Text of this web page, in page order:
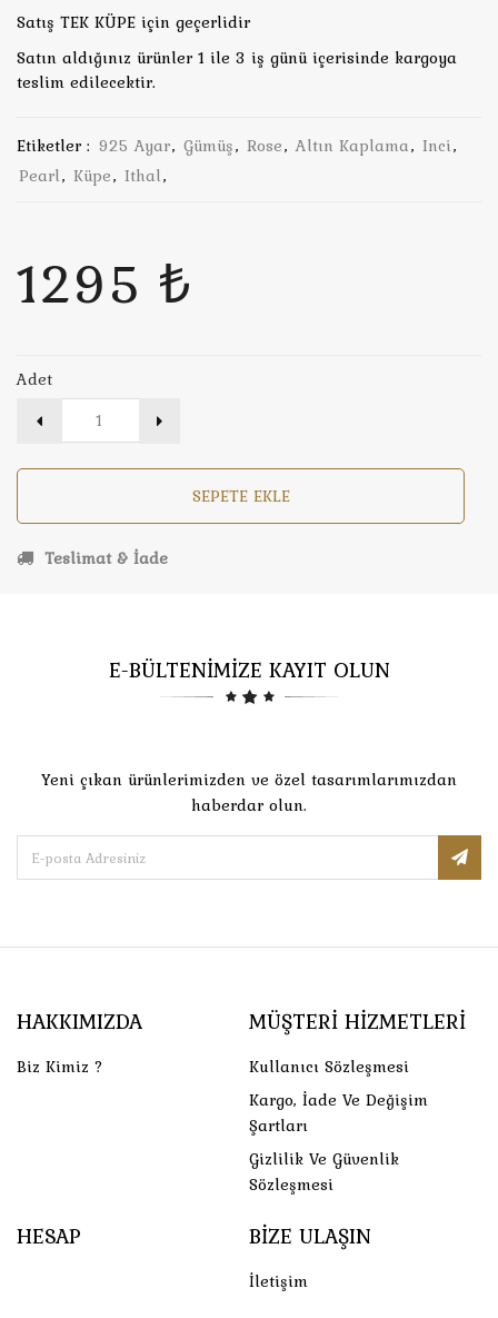
Satış TEK KÜPE için geçerlidir
Satın aldığınız ürünler 1 ile 3 iş günü içerisinde kargoya
teslim edilecektir.
Etiketler : 925 Ayar, Gümüş, Rose, Altın Kaplama, Inci,
Pearl, Küpe, Ithal,
1295 ₺
Adet
SEPETE EKLE
Teslimat & İade
E-BÜLTENİMİZE KAYIT OLUN
Yeni çıkan ürünlerimizden ve özel tasarımlarımızdan
haberdar olun.
HAKKIMIZDA
Biz Kimiz ?
MÜŞTERI HIZMETLERI
Kullanıcı Sözleşmesi
Kargo, İade Ve Değişim
Şartları
Gizlilik Ve Güvenlik
Sözleşmesi
HESAP BIZE ULAŞIN
İletişim